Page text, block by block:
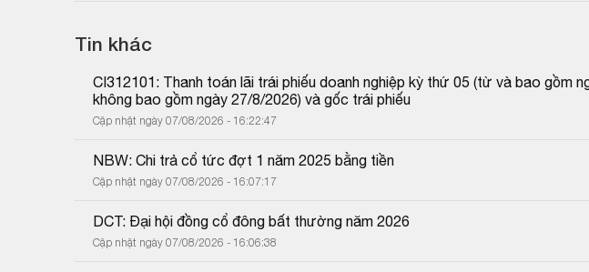
Tin khác
CI312101: Thanh toán lãi trái phiếu doanh nghiệp kỳ thứ 05 (từ và bao gồm
không bao gồm ngày 27/8/2026) và gốc trái phiếu
Cập nhật ngày 07/08/2026 - 16:22:47
NBW: Chi trả cổ tức đợt 1 năm 2025 bằng tiền
Cập nhật ngày 07/08/2026 - 16:07:17
DCT: Đại hội đồng cổ đông bất thường năm 2026
Cập nhật ngày 07/08/2026 - 16:06:38